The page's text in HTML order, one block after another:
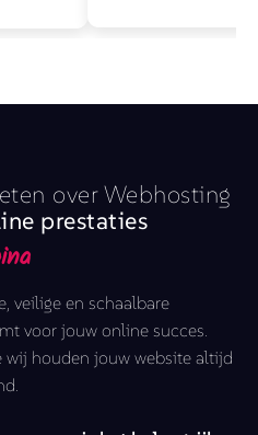
over Webhosting
prestaties
veilige en schaalbare
voor jouw online succes.
houden jouw website altijd